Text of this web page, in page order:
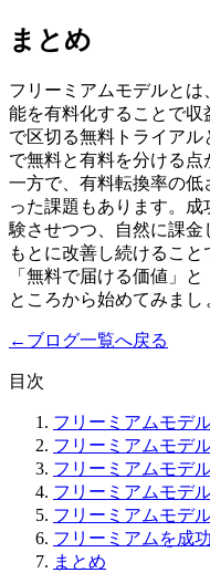
まとめ
フリーミアムモデルと
能を有料化することで収
で区切る無料トライアル
で無料と有料を分ける
一方で、有料転換率の
った課題もあります。
験させつつ、自然に課
もとに改善し続けるこ
「無料で届ける価値」
ところから始めてみまし
← ブログ一覧へ戻る
目次
フリーミアムモデ
フリーミアムモデ
フリーミアムモデ
フリーミアムモデ
フリーミアムモデ
フリーミアムを成
まとめ